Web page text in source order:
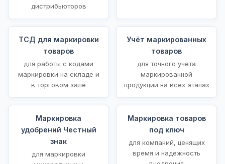
дистрибьюторов
ТСД для маркировки
товаров
для работы с кодами
маркировки на складе и
в торговом зале
Учёт маркированных
товаров
для точного учёта
маркированной
продукции на всех этапах
Маркировка
удобрений Честный
знак
для маркировки
Маркировка товаров
под ключ
для компаний, ценящих
время и надежность